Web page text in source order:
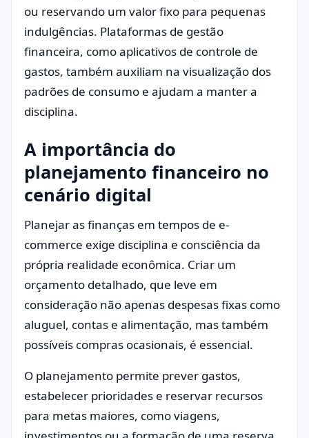
ou reservando um valor fixo para pequenas
indulgências. Plataformas de gestão
financeira, como aplicativos de controle de
gastos, também auxiliam na visualização dos
padrões de consumo e ajudam a manter a
disciplina.
A importância do
planejamento financeiro no
cenário digital
Planejar as finanças em tempos de e-
commerce exige disciplina e consciência da
própria realidade econômica. Criar um
orçamento detalhado, que leve em
consideração não apenas despesas fixas como
aluguel, contas e alimentação, mas também
possíveis compras ocasionais, é essencial.
O planejamento permite prever gastos,
estabelecer prioridades e reservar recursos
para metas maiores, como viagens,